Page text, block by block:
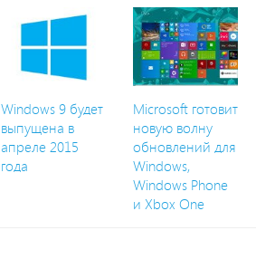
Windows 9 будет
выпущена в
апреле 2015
года
Microsoft готовит
новую волну
обновлений для
Windows,
Windows Phone
и Xbox One